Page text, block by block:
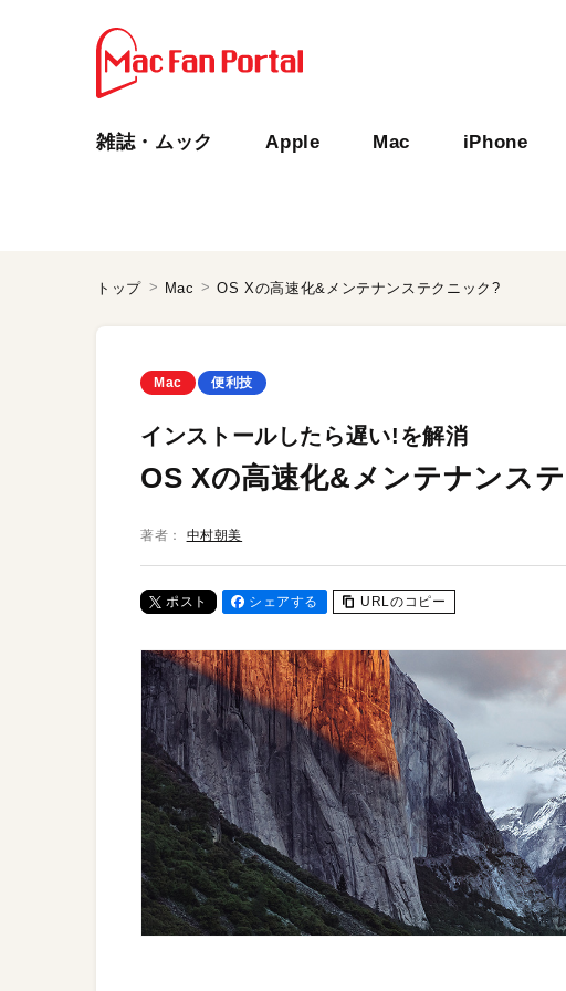
雑誌・ムック Apple Mac iPhone
トップ Mac OS Xの高速化&メンテナンステクニック?
Mac 便利技
インストールしたら遅い!を解消
OS Xの高速化&メンテナンス
著者： 中村朝美
ポスト シェアする URLのコピー